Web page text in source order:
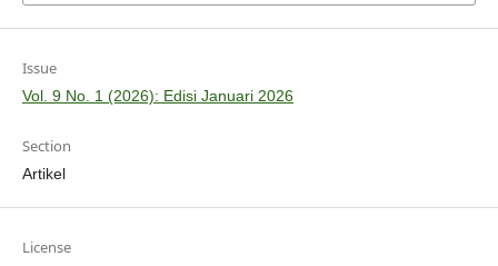
Issue
Vol. 9 No. 1 (2026): Edisi Januari 2026
Section
Artikel
License